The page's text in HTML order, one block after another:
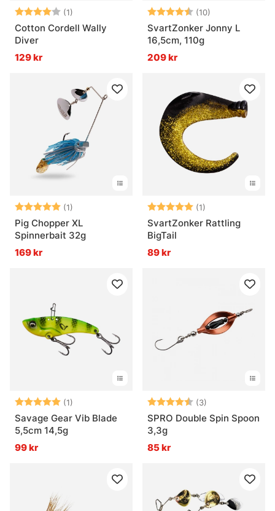
Betyg: (1)
4.0 utav 5 stjärnor
Cotton Cordell Wally
Diver
129 kr
Betyg: (10)
SvartZonker Jonny L
16,5cm, 110g
209 kr
Betyg: (1)
5.0 utav 5 stjärnor
Pig Chopper XL
Spinnerbait 32g
169 kr
Betyg: (1)
SvartZonker Rattling
BigTail
89 kr
Betyg: (1)
5.0 utav 5 stjärnor
Savage Gear Vib Blade
5,5cm 14,5g
99 kr
Betyg: (3)
SPRO Double Spin Spoon
3,3g
85 kr